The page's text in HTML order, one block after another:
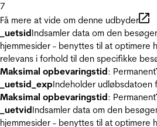
7
Få mere at vide om denne udbyder
_uetsidIndsamler data om den
hjemmesider - benyttes til at optimere
relevans i forhold til den specifikke
Maksimal opbevaringstid: Permanent
_uetsid_expIndeholder udløbsdatoen
Maksimal opbevaringstid: Permanent
_uetvidIndsamler data om den
hjemmesider - benyttes til at optimere